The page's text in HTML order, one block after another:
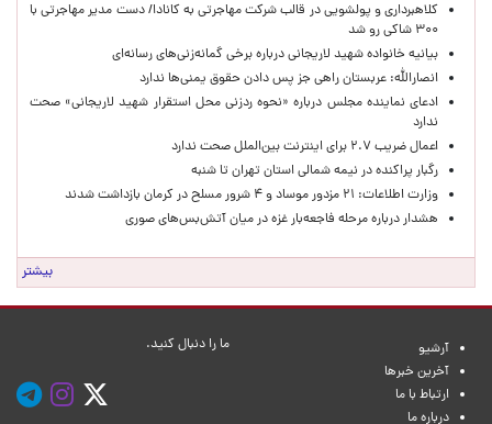
کلاهبرداری و پولشویی در قالب شرکت مهاجرتی به کانادا/ دست مدیر مهاجرتی با
۳۰۰ شاکی رو شد
بیانیه خانواده شهید لاریجانی درباره برخی گمانه‌زنی‌های رسانه‌ای
انصارالله: عربستان راهی جز پس دادن حقوق یمنی‌ها ندارد
ادعای نماینده مجلس درباره «نحوه ردزنی محل استقرار شهید لاریجانی» صحت
ندارد
اعمال ضریب ۲.۷ برای اینترنت بین‌الملل صحت ندارد
رگبار پراکنده در نیمه شمالی استان تهران تا شنبه
وزارت اطلاعات: ۲۱ مزدور موساد و ۴ شرور مسلح در کرمان بازداشت شدند
هشدار درباره مرحله فاجعه‌بار غزه در میان آتش‌بس‌های صوری
بیشتر
آرشیو
آخرین خبرها
ارتباط با ما
درباره ما
ما را دنبال کنید.